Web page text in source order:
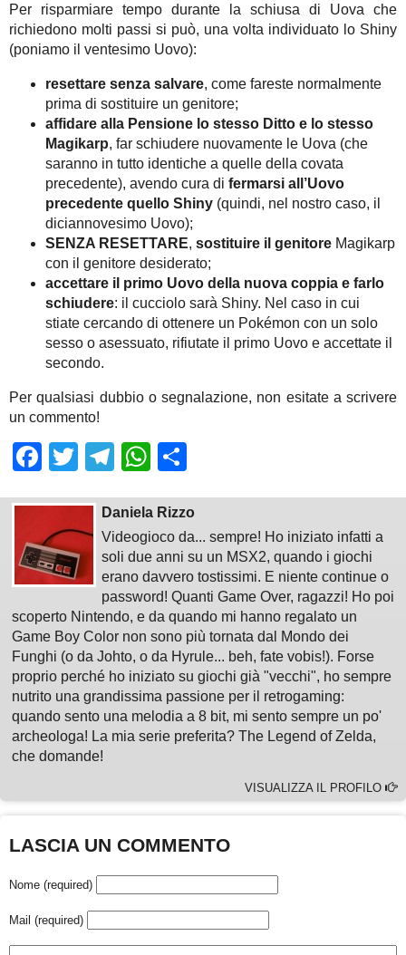
Per risparmiare tempo durante la schiusa di Uova che
richiedono molti passi si può, una volta individuato lo Shiny
(poniamo il ventesimo Uovo):
resettare senza salvare, come fareste normalmente
prima di sostituire un genitore;
affidare alla Pensione lo stesso Ditto e lo stesso
Magikarp, far schiudere nuovamente le Uova (che
saranno in tutto identiche a quelle della covata
precedente), avendo cura di fermarsi all’Uovo
precedente quello Shiny (quindi, nel nostro caso, il
diciannovesimo Uovo);
SENZA RESETTARE, sostituire il genitore Magikarp
con il genitore desiderato;
accettare il primo Uovo della nuova coppia e farlo
schiudere: il cucciolo sarà Shiny. Nel caso in cui
stiate cercando di ottenere un Pokémon con un solo
sesso o asessuato, rifiutate il primo Uovo e accettate il
secondo.
Per qualsiasi dubbio o segnalazione, non esitate a scrivere
un commento!
Facebook
TwitterTelegram
WhatsApp
Daniela Rizzo
Videogioco da... sempre! Ho iniziato infatti a
soli due anni su un MSX2, quando i giochi
erano davvero tostissimi. E niente continue o
password! Quanti Game Over, ragazzi! Ho poi
scoperto Nintendo, e da quando mi hanno regalato un
Game Boy Color non sono più tornata dal Mondo dei
Funghi (o da Johto, o da Hyrule... beh, fate vobis!). Forse
proprio perché ho iniziato su giochi già "vecchi", ho sempre
nutrito una grandissima passione per il retrogaming:
quando sento una melodia a 8 bit, mi sento sempre un po'
archeologa! La mia serie preferita? The Legend of Zelda,
che domande!
VISUALIZZA IL PROFILO
LASCIA UN COMMENTO
Nome (required)
Mail (required)